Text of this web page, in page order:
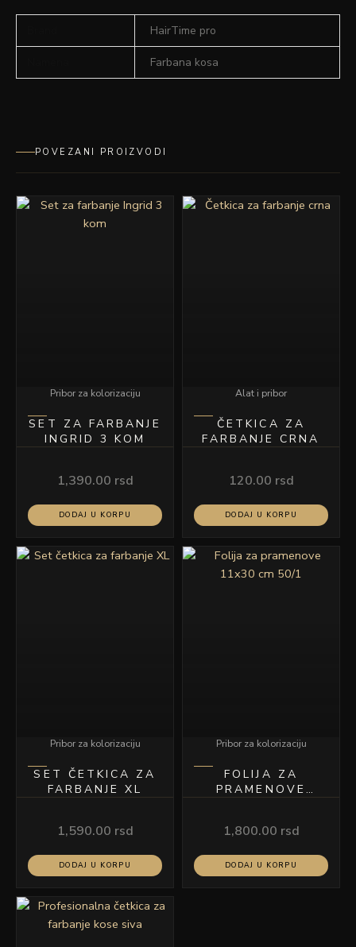
HairTime pro
Farbana kosa
POVEZANI PROIZVODI
Pribor za kolorizaciju
SET ZA FARBANJE
INGRID 3 KOM
1,390.00 rsd
DODAJ U KORPU
Alat i pribor
ČETKICA ZA
FARBANJE CRNA
120.00 rsd
DODAJ U KORPU
Pribor za kolorizaciju
SET ČETKICA ZA
FARBANJE XL
1,590.00 rsd
DODAJ U KORPU
Pribor za kolorizaciju
FOLIJA ZA
PRAMENOVE
1,800.00 rsd
DODAJ U KORPU